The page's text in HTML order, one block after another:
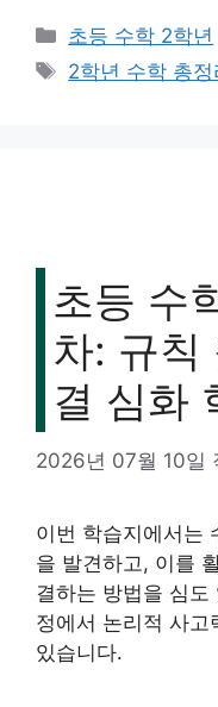
카
테
초등 수학 2학년
태
2학년 수학 총
초등 수
차: 규칙
결 심화
2026년 07월 10일
이번 학습지에서는
을 발견하고, 이를
결하는 방법을 심
정에서 논리적 사
있습니다.